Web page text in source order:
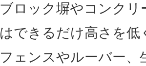
ブロック塀やコンクリ
はできるだけ高さを低
フェンスやルーバー、